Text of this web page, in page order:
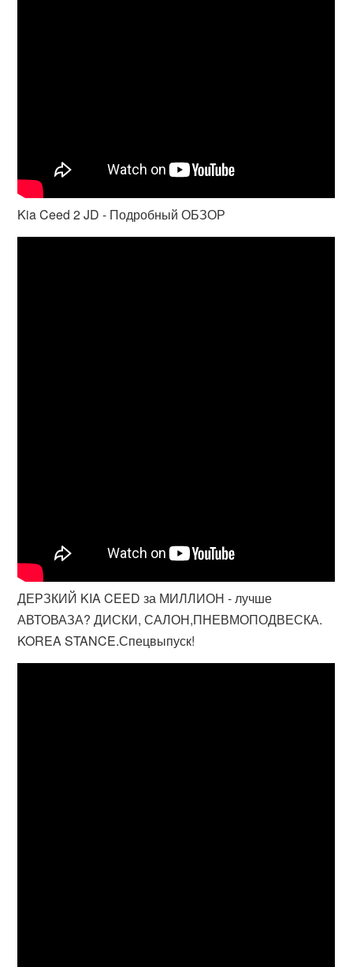
Kia Ceed 2 JD - Подробный ОБЗОР
ДЕРЗКИЙ KIA CEED за МИЛЛИОН - лучше
АВТОВАЗА? ДИСКИ, САЛОН,ПНЕВМОПОДВЕСКА.
KOREA STANCE.Спецвыпуск!